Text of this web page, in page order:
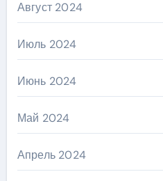
Август 2024
Июль 2024
Июнь 2024
Май 2024
Апрель 2024